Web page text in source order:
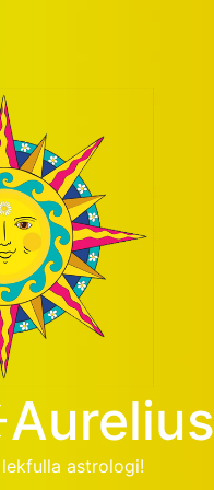
astrologi!